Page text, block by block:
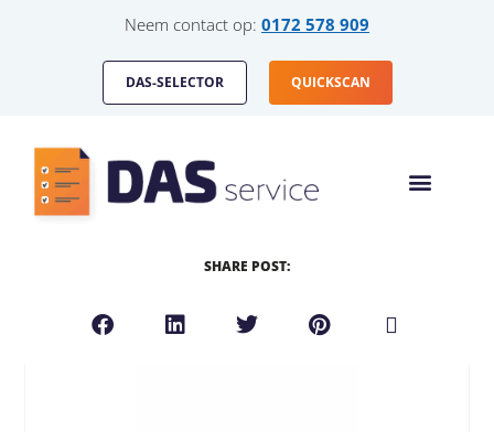
Neem contact op: 0172 578 909
DAS-SELECTOR QUICKSCAN
SHARE POST: